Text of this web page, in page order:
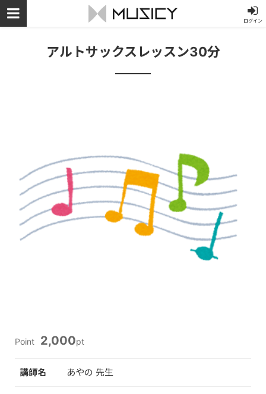
ログイン
アルトサックスレッスン30分
Point 2,000pt
講師名 あやの 先生